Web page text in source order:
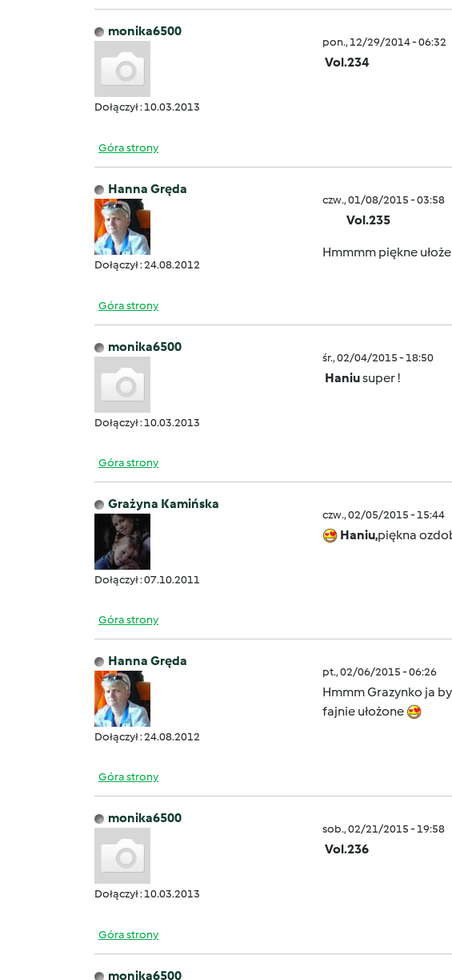
monika6500
Dołączył : 10.03.2013
pon., 12/29/2014 - 06:32
Vol.234
Góra strony
Hanna Gręda
Dołączył : 24.08.2012
czw., 01/08/2015 - 03:58
Vol.235
Hmmmm piękne
Góra strony
monika6500
Dołączył : 10.03.2013
śr., 02/04/2015 - 18:50
Haniusuper !
Góra strony
Grażyna Kamińska
Dołączył : 07.10.2011
czw., 02/05/2015 - 15:44
Haniu,piękna
Góra strony
Hanna Gręda
Dołączył : 24.08.2012
pt., 02/06/2015 - 06:26
Hmmm Grazynko ja
fajnie ułożone
Góra strony
monika6500
Dołączył : 10.03.2013
sob., 02/21/2015 - 19:58
Vol.236
Góra strony
monika6500